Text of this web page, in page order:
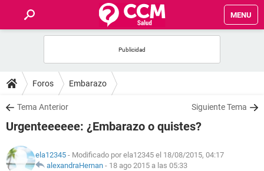
MENU
FOROS
SALUD
FAMILIA
NUTRICIÓN
Foros Embarazo
Tema Anterior Siguiente Tema
Urgenteeeeee: ¿Embarazo o quistes?
ela12345 - Modificado por ela12345 el 18/08/2015, 04:17
alexandraHernan - 18 ago 2015 a las 05:33